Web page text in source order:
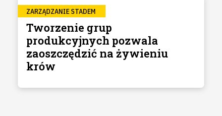
ZARZĄDZANIE STADEM
Tworzenie grup
produkcyjnych pozwala
zaoszczędzić na żywieniu
krów